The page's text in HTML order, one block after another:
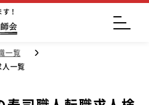
！
一覧
人一覧